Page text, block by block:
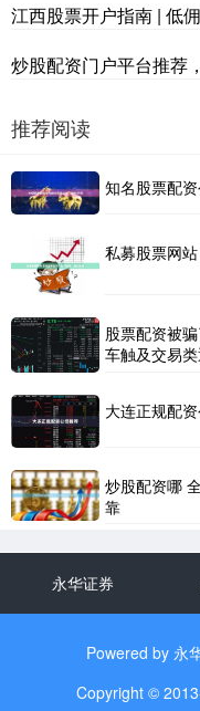
江西股票开户指南 | 低
炒股配资门户平台推荐
推荐阅读
知名股票配
私募股票网
股票配资被
车触及交易
大连正规配
炒股配资哪
靠
永华证券
Powered by 永
Copyright ©